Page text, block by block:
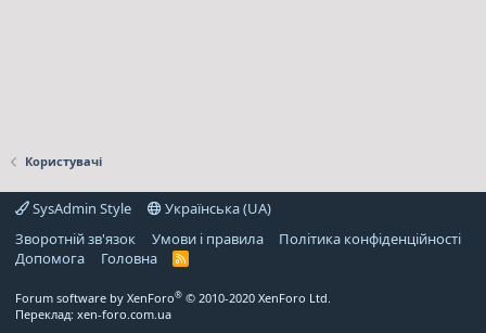
Користувачі
SysAdmin Style
Українська (UA)
Зворотній зв'язок
Умови і правила
Політика конфіденційності
Дoпoмoга
Головна
R
Forum software by XenForo® © 2010-2020 XenForo Ltd.
Переклад: xen-foro.com.ua